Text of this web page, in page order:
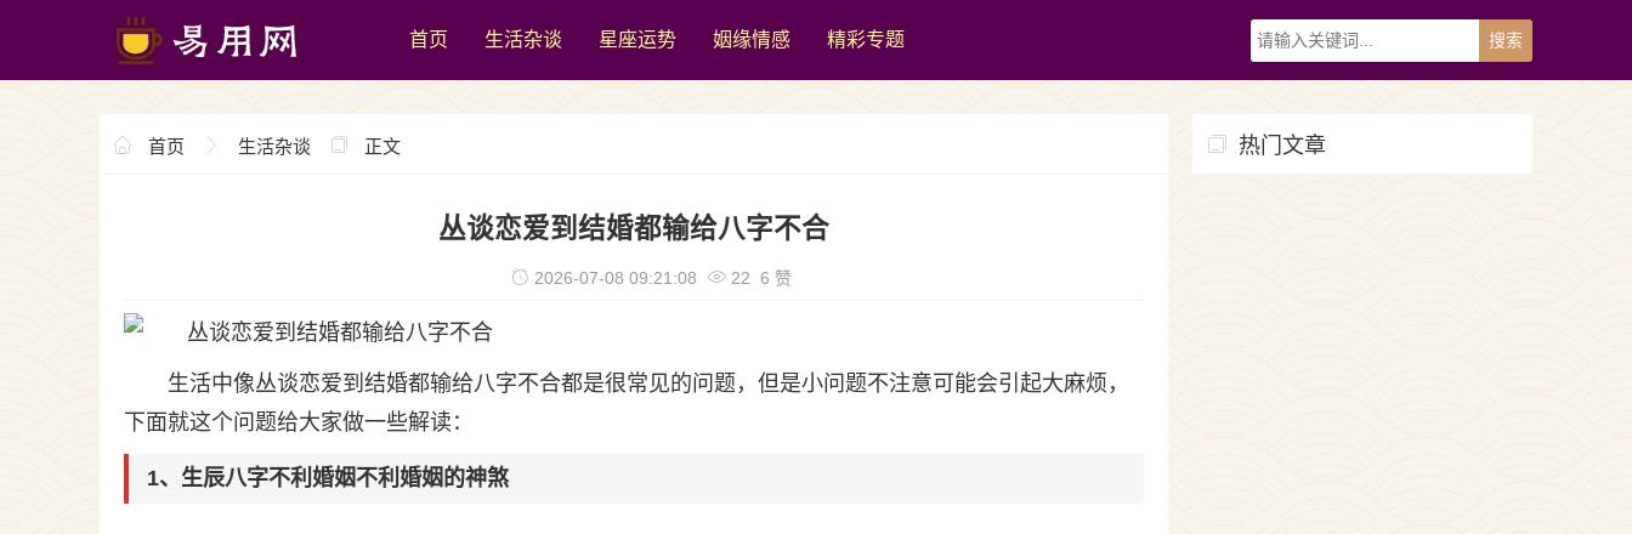
首页 生活杂谈 星座运势 姻缘情感 精彩专题
首页 生活杂谈 正文
丛谈恋爱到结婚都输给八字不合
2026-07-08 09:21:08 22 6 赞
生活中像丛谈恋爱到结婚都输给八字不合都是很常见的问题，但是小问题不注意可能会引起大麻烦，
下面就这个问题给大家做一些解读：
1、生辰八字不利婚姻不利婚姻的神煞
热门文章